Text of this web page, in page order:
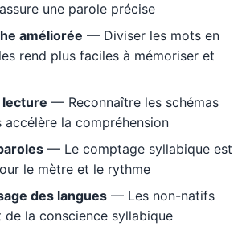
une parole précise
améliorée — Diviser les mots en
rend plus faciles à mémoriser et
lecture — Reconnaître les schémas
accélère la compréhension
— Le comptage syllabique est
le mètre et le rythme
des langues — Les non-natifs
de la conscience syllabique